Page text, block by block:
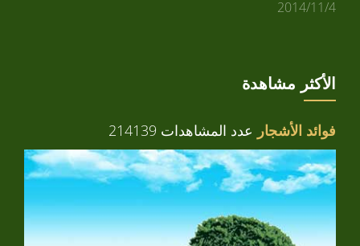
2014/11/4
الأكثر مشاهدة
فوائد الأشجار عدد المشاهدات 214139